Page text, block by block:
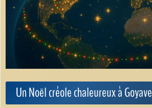
Un Noël créole chaleureux à Goyave